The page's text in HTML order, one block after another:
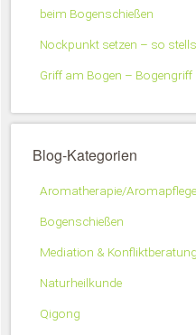
beim Bogenschießen
Nockpunkt setzen – so
Griff am Bogen – Bogengriff
Blog-Kategorien
Aromatherapie/Aromapflege
Bogenschießen
Mediation & Konfliktberatung
Naturheilkunde
Qigong